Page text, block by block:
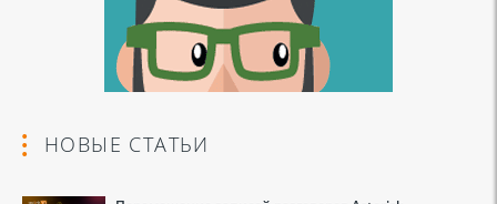
НОВЫЕ СТАТЬИ